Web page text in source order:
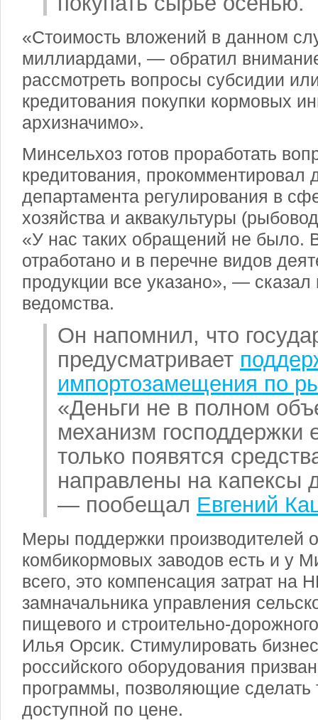
«Стоимость вложений в данном
миллиардами, — обратил
рассмотреть вопросы субсидии
кредитования покупки кормовых
архизначимо».
Минсельхоз готов проработать
кредитования, прокомментировал
департамента регулирования в
хозяйства и аквакультуры
«У нас таких обращений не было.
отработано и в перечне видов
продукции все указано», — сказал
ведомства.
Он напомнил, что
предусматривает
импортозамещения по
«Деньги не в полном
механизм господдержки
только появятся
направлены на капексы
— пообещал Евгений
Меры поддержки производителей
комбикормовых заводов есть и у
всего, это компенсация затрат на
замначальника управления
пищевого и строительно-
Илья Орсик. Стимулировать
российского оборудования
программы, позволяющие сделать
доступной по цене.